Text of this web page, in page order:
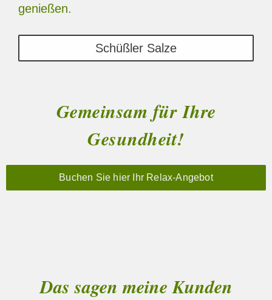
genießen.
Schüßler Salze
Gemeinsam für Ihre
Gesundheit!
Buchen Sie hier Ihr Relax-Angebot
Das sagen meine Kunden